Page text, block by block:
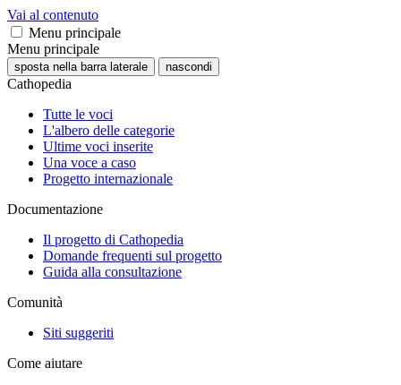
Vai al contenuto
Menu principale
Menu principale
sposta nella barra laterale nascondi
Cathopedia
Tutte le voci
L'albero delle categorie
Ultime voci inserite
Una voce a caso
Progetto internazionale
Documentazione
Il progetto di Cathopedia
Domande frequenti sul progetto
Guida alla consultazione
Comunità
Siti suggeriti
Come aiutare